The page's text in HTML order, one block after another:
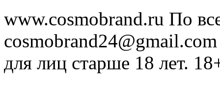
www.cosmobrand.ru По
для лиц старше 18 лет.